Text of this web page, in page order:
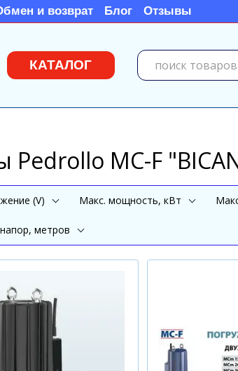
и возврат Блог Отзывы
КАТАЛОГ
MC-F
(V) Mакс. мощность, кВт
метров